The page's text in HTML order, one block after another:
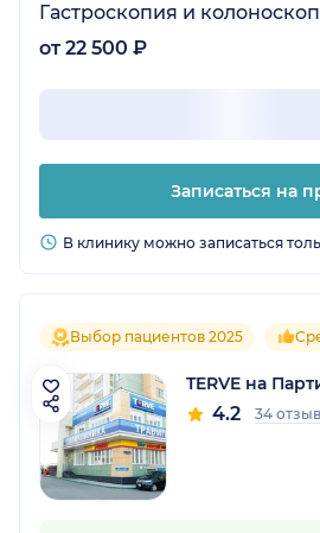
Гастроскопия и
от 22 500 ₽
Записаться на
В клинику можно записаться
Выбор пациентов 2025
TERVE на
4.2 34